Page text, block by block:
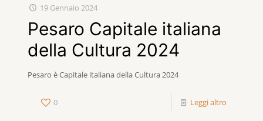
19 Gennaio 2024
Pesaro Capitale italiana
della Cultura 2024
Pesaro è Capitale italiana della Cultura 2024
0 Leggi altro